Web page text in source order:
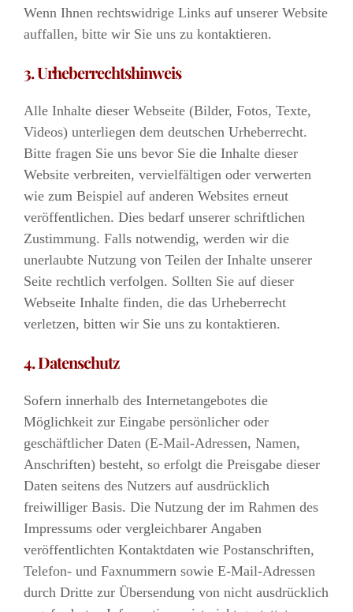
Wenn Ihnen rechtswidrige Links auf unserer Website
auffallen, bitte wir Sie uns zu kontaktieren.
3.Urheberrechtshinweis
Alle Inhalte dieser Webseite (Bilder, Fotos, Texte,
Videos) unterliegen dem deutschen Urheberrecht.
Bitte fragen Sie uns bevor Sie die Inhalte dieser
Website verbreiten, vervielfältigen oder verwerten
wie zum Beispiel auf anderen Websites erneut
veröffentlichen. Dies bedarf unserer schriftlichen
Zustimmung. Falls notwendig, werden wir die
unerlaubte Nutzung von Teilen der Inhalte unserer
Seite rechtlich verfolgen. Sollten Sie auf dieser
Webseite Inhalte finden, die das Urheberrecht
verletzen, bitten wir Sie uns zu kontaktieren.
4. Datenschutz
Sofern innerhalb des Internetangebotes die
Möglichkeit zur Eingabe persönlicher oder
geschäftlicher Daten (E-Mail-Adressen, Namen,
Anschriften) besteht, so erfolgt die Preisgabe dieser
Daten seitens des Nutzers auf ausdrücklich
freiwilliger Basis. Die Nutzung der im Rahmen des
Impressums oder vergleichbarer Angaben
veröffentlichten Kontaktdaten wie Postanschriften,
Telefon- und Faxnummern sowie E-Mail-Adressen
durch Dritte zur Übersendung von nicht ausdrücklich